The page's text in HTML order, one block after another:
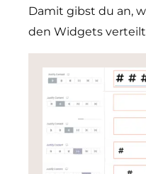
Damit gibst du an,
den Widgets